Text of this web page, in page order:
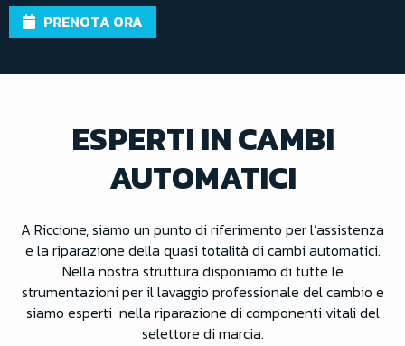
PRENOTA ORA
ESPERTI IN CAMBI
AUTOMATICI
A Riccione, siamo un punto di riferimento per l’assistenza
e la riparazione della quasi totalità di cambi automatici.
Nella nostra struttura disponiamo di tutte le
strumentazioni per il lavaggio professionale del cambio e
siamo esperti nella riparazione di componenti vitali del
selettore di marcia.